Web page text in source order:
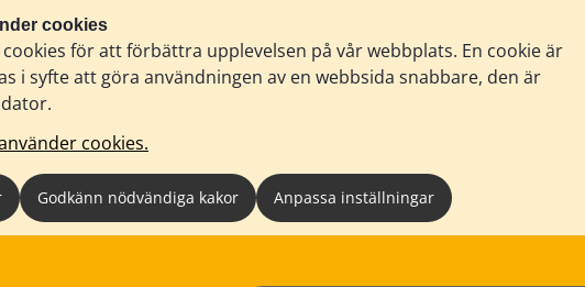
cookies
för att förbättra upplevelsen på vår webbplats. En cookie är
i syfte att göra användningen av en webbsida snabbare, den är
cookies.
Godkänn nödvändiga kakor Anpassa inställningar